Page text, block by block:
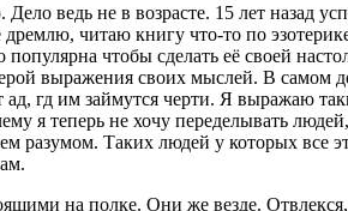
ведь не в возрасте. 15 лет назад
читаю книгу что-то по
чтобы сделать её своей
выражения своих мыслей. В самом
ад, гд им займутся черти. Я выражаю
я теперь не хочу переделывать
Таких людей у которых все
на полке. Они же везде.